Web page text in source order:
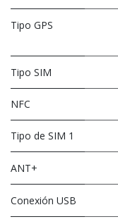
Tipo GPS
Tipo SIM
NFC
Tipo de SIM 1
ANT+
Conexión USB